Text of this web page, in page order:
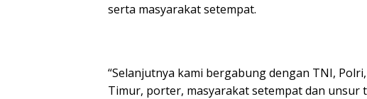
serta masyarakat setempat.
“Selanjutnya kami bergabung dengan TNI,
Timur, porter, masyarakat setempat dan unsur